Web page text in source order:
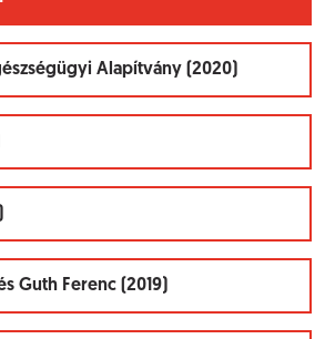
Alapítvány (2020)
Guth Ferenc (2019)